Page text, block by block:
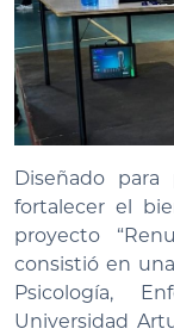
Diseñado
fortalecer el
proyecto
consistió en
Psicología,
Universidad